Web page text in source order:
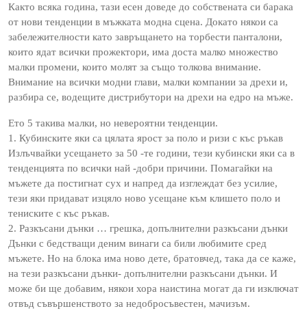
Както всяка година, тази есен доведе до собствената си барака
от нови тенденции в мъжката модна сцена. Докато някои са
забележителности като завръщането на торбести панталони,
които ядат всички прожектори, има доста малко множество
малки промени, които молят за също толкова внимание.
Внимание на всички модни глави, малки компании за дрехи и,
разбира се, водещите дистрибутори на дрехи на едро на мъже.
Ето 5 такива малки, но невероятни тенденции.
1. Кубинските яки са цялата ярост за поло и ризи с къс ръкав
Излъчвайки усещането за 50 -те години, тези кубински яки са в
тенденцията по всички най -добри причини. Помагайки на
мъжете да постигнат сух и напред да изглеждат без усилие,
тези яки придават изцяло ново усещане към клишето поло и
тениските с къс ръкав.
2. Разкъсани дънки … грешка, допълнителни разкъсани дънки
Дънки с бедстващи деним винаги са били любимите сред
мъжете. Но на блока има ново дете, братовчед, така да се каже,
на тези разкъсани дънки- допълнителни разкъсани дънки. И
може би ще добавим, някои хора наистина могат да ги изключат
отвъд съвършенството за недобросъвестен, мачизъм.